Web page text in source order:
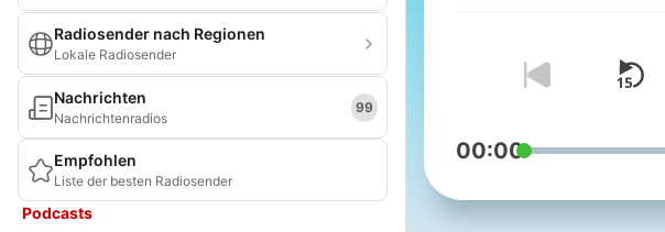
Radiosender nach Regionen
Lokale Radiosender
Nachrichten
Nachrichtenradios
99
Empfohlen
Liste der besten Radiosender
Podcasts
00:00